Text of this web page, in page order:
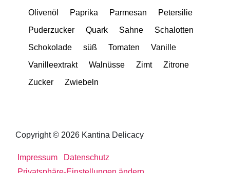
Olivenöl
Paprika Parmesan
Petersilie
Puderzucker
Quark Sahne
Schalotten
Schokolade
süß Tomaten
Vanille
Vanilleextrakt
Walnüsse Zimt
Zitrone
Zucker
Zwiebeln
Copyright © 2026 Kantina Delicacy
Impressum
Datenschutz